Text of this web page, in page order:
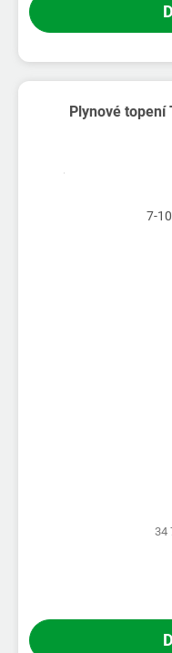
Plynové topení
7-
34